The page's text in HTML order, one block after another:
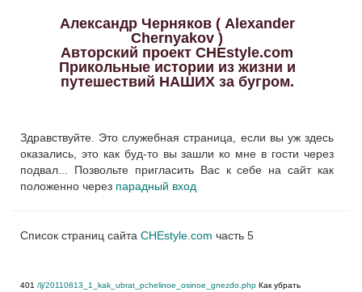
Александр Черняков ( Alexander
Chernyakov )
Авторский проект CHEstyle.com
Прикольные истории из жизни и
путешествий НАШИХ за бугром.
Здравствуйте. Это служебная страница, если вы уж здесь
оказались, это как буд-то вы зашли ко мне в гости через
подвал... Позвольте пригласить Вас к себе на сайт как
положенно через парадный вход
Список страниц сайта CHEstyle.com часть 5
401 /lj/20110813_1_kak_ubrat_pchelinoe_osinoe_gnezdo.php Как убрать